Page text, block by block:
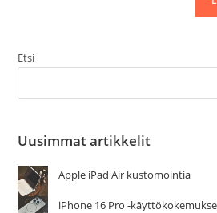
Etsi
Uusimmat artikkelit
Apple iPad Air kustomointia
iPhone 16 Pro -